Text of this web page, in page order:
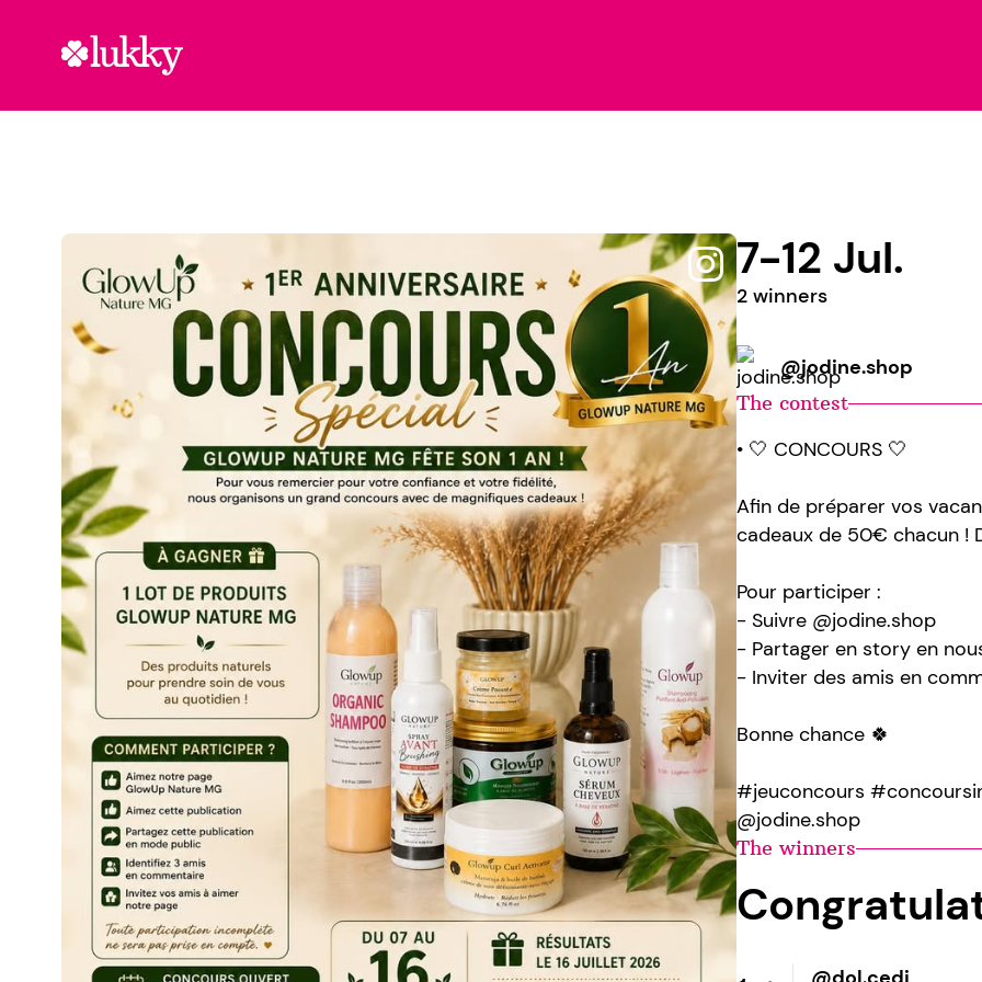
7-12 Jul.
2 winners
@jodine.shop
The contest
• 🤍 CONCOURS 🤍
Afin de préparer vos
cadeaux de 50€ chacun !
Pour participer :
- Suivre @jodine.shop
- Partager en story en
- Inviter des amis en
Bonne chance 🍀
#jeuconcours
@jodine.shop
The winners